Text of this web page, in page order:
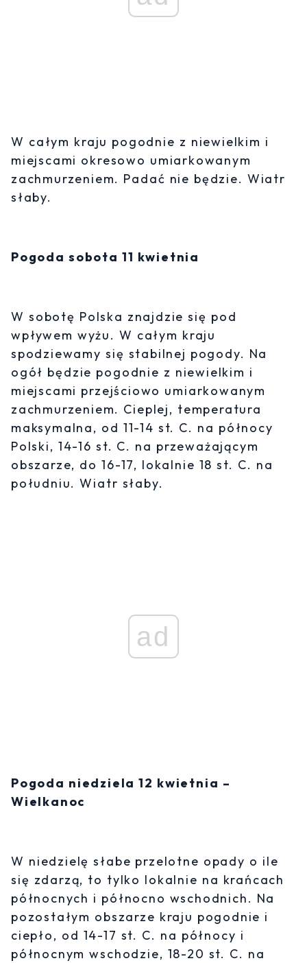
W całym kraju pogodnie z niewielkim i
miejscami okresowo umiarkowanym
zachmurzeniem. Padać nie będzie. Wiatr
słaby.
Pogoda sobota 11 kwietnia
W sobotę Polska znajdzie się pod
wpływem wyżu. W całym kraju
spodziewamy się stabilnej pogody. Na
ogół będzie pogodnie z niewielkim i
miejscami przejściowo umiarkowanym
zachmurzeniem. Cieplej, temperatura
maksymalna, od 11-14 st. C. na północy
Polski, 14-16 st. C. na przeważającym
obszarze, do 16-17, lokalnie 18 st. C. na
południu. Wiatr słaby.
ad
Pogoda niedziela 12 kwietnia –
Wielkanoc
W niedzielę słabe przelotne opady o ile
się zdarzą, to tylko lokalnie na krańcach
północnych i północno wschodnich. Na
pozostałym obszarze kraju pogodnie i
ciepło, od 14-17 st. C. na północy i
północnym wschodzie, 18-20 st. C. na